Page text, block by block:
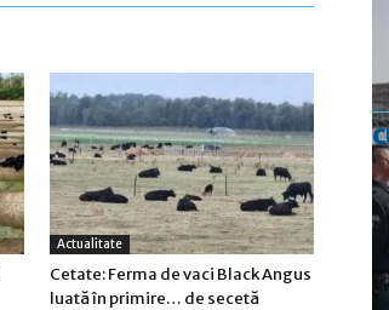
Actualitate
Cetate: Ferma de vaci Black Angus
luată în primire… de secetă